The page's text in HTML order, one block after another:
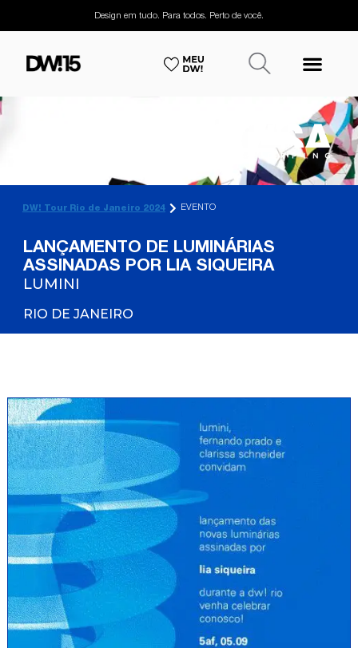
Design em tudo. Para todos. Perto de você.
DW! Tour Rio de Janeiro 2024 EVENTO
LANÇAMENTO DE LUMINÁRIAS
ASSINADAS POR LIA SIQUEIRA
LUMINI
RIO DE JANEIRO